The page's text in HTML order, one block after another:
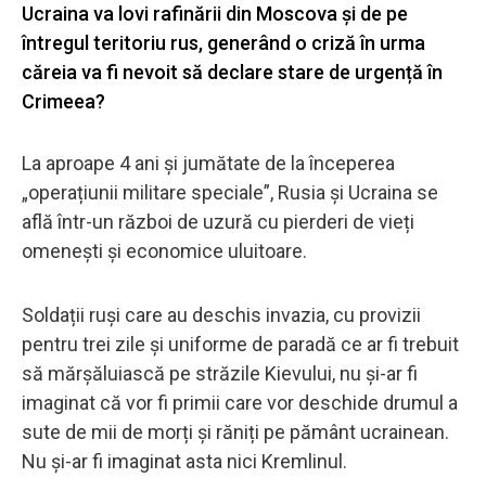
Ucraina va lovi rafinării din Moscova și de pe
întregul teritoriu rus, generând o criză în urma
căreia va fi nevoit să declare stare de urgență în
Crimeea?
La aproape 4 ani și jumătate de la începerea
„operațiunii militare speciale”, Rusia și Ucraina se
află într-un război de uzură cu pierderi de vieți
omenești și economice uluitoare.
Soldații ruși care au deschis invazia, cu provizii
pentru trei zile și uniforme de paradă ce ar fi trebuit
să mărșăluiască pe străzile Kievului, nu și-ar fi
imaginat că vor fi primii care vor deschide drumul a
sute de mii de morți și răniți pe pământ ucrainean.
Nu și-ar fi imaginat asta nici Kremlinul.